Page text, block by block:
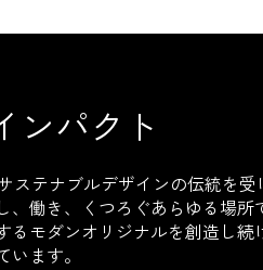
ンパクト
ステナブルデザインの伝統を受
、働き、くつろぐあらゆる場所
るモダンオリジナルを創造し続
います。